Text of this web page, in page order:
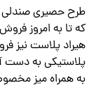
طرح حصیری صندلی
که تا به امروز
هیراد پلاست نیز
پلاستیکی به دست
به همراه میز